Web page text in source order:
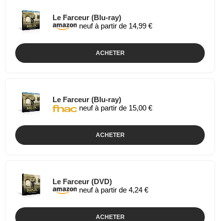
Le Farceur (Blu-ray)
neuf à partir de 14,99 €
ACHETER
Le Farceur (Blu-ray)
neuf à partir de 15,00 €
ACHETER
Le Farceur (DVD)
neuf à partir de 4,24 €
ACHETER